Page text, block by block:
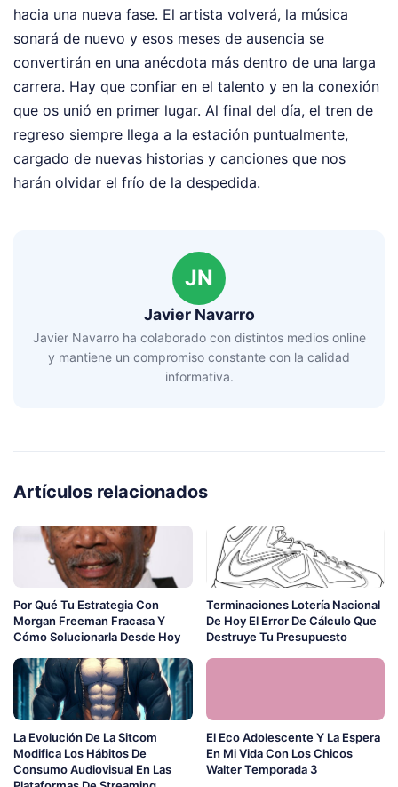
hacia una nueva fase. El artista volverá, la música
sonará de nuevo y esos meses de ausencia se
convertirán en una anécdota más dentro de una larga
carrera. Hay que confiar en el talento y en la conexión
que os unió en primer lugar. Al final del día, el tren de
regreso siempre llega a la estación puntualmente,
cargado de nuevas historias y canciones que nos
harán olvidar el frío de la despedida.
JN
Javier Navarro
Javier Navarro ha colaborado con distintos medios online
y mantiene un compromiso constante con la calidad
informativa.
Artículos relacionados
Por Qué Tu Estrategia Con
Morgan Freeman Fracasa Y
Cómo Solucionarla Desde Hoy
Terminaciones Lotería Nacional
De Hoy El Error De Cálculo Que
Destruye Tu Presupuesto
La Evolución De La Sitcom
Modifica Los Hábitos De
Consumo Audiovisual En Las
El Eco Adolescente Y La Espera
En Mi Vida Con Los Chicos
Walter Temporada 3